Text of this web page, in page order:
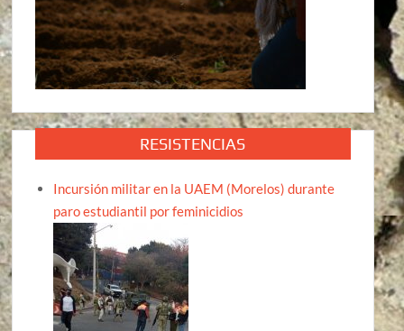
RESISTENCIAS
Incursión militar en la UAEM (Morelos) durante
paro estudiantil por feminicidios